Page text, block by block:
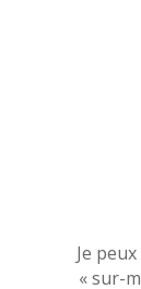
Je
« sur-